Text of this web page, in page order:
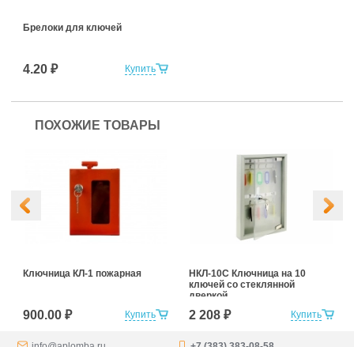
Купить
Брелоки для ключей
4.20 ₽
ПОХОЖИЕ ТОВАРЫ
Купить
Ключница КЛ-1 пожарная
900.00 ₽ Купить
НКЛ-10С Ключница на 10
ключей со стеклянной
дверкой
2 208 ₽